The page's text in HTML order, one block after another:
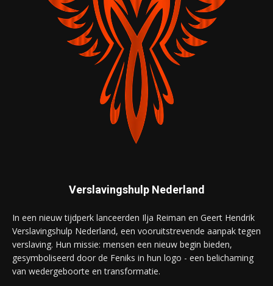
Verslavingshulp Nederland
In een nieuw tijdperk lanceerden Ilja Reiman en Geert Hendrik
Verslavingshulp Nederland, een vooruitstrevende aanpak tegen
verslaving. Hun missie: mensen een nieuw begin bieden,
gesymboliseerd door de Feniks in hun logo - een belichaming
van wedergeboorte en transformatie.